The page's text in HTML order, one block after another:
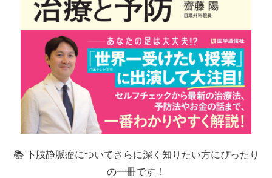
📚 下肢静脈瘤についてさらに深く知りたい方にぴったり
の一冊です！